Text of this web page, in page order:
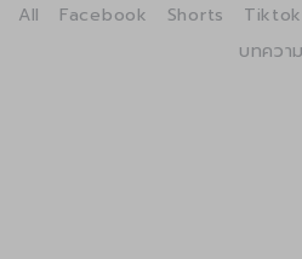
All Facebook Shorts Tiktok
บทความ